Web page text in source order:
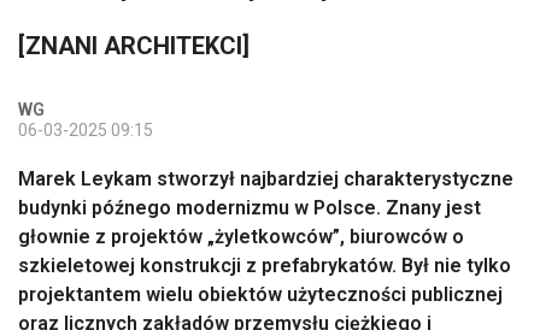
[ZNANI ARCHITEKCI]
WG
06-03-2025 09:15
Marek Leykam stworzył najbardziej charakterystyczne
budynki późnego modernizmu w Polsce. Znany jest
głownie z projektów „żyletkowców”, biurowców o
szkieletowej konstrukcji z prefabrykatów. Był nie tylko
projektantem wielu obiektów użyteczności publicznej
oraz licznych zakładów przemysłu ciężkiego i